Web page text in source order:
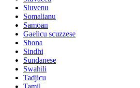
Sluvenu
Somalianu
Samoan
Gaelicu scuzzese
Shona
Sindhi
Sundanese
Swahili
Tadjicu
Tamil